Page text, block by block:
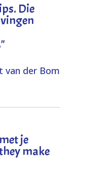
Die
"
van der Bom
je
make